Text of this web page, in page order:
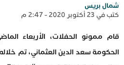
شمال بريس
كتب في 23 أكتوبر 2020 - 2:47 م
قام ممونو الحفلات، الأربعاء
الحكومة سعد الدين العثماني، تم